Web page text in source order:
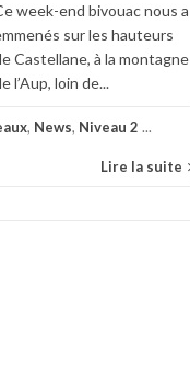
week-end bivouac nous a
sur les hauteurs
Castellane, à la montagne
l’Aup, loin de...
, News, Niveau 2 ...
Lire la suite